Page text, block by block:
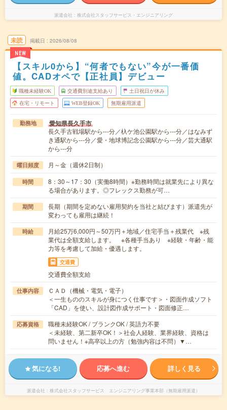
派遣会社 株式会社スタッフサービス・エンジニアリング
未読
NEW
掲載日 2026/08/08
【スキル0から】“何者でもない”今が一番価
値。CADオペで【正社員】デビュー
職種未経験OK 交通費別途支給あり 土日祝日が休み
在宅・リモート WEB登録OK 無期雇用派遣
勤務地 愛知県長久手市
長久手古戦場駅から---分／杁ケ池公園駅から---分／はなみず
き通駅から---分／愛・地球博記念公園駅から---分／芸大通駅
から---分
曜日頻度 月～金（週休2日制）
時間
8：30～17：30（実働8時間）※勤務時間は就業先により異な
る場合があります。◎フレックス勤務が可…
期間
長期（期間を定めない雇用契約を当社と結びます）派遣先が
変わっても雇用は継続！
時給
月給25万6,000円～50万円＋地域／住宅手当＋残業代 ※残
業代は全額支給します。 ※各種手当あり ※経験・年齢・能
力等を考慮して加給・優遇します。
交通費
交通費全額支給
仕事内容
ＣＡＤ（機械・電気・電子）
＜一生もののスキルが身につく仕事です＞・図面作成ソフト
「CAD」を使い、設計図作成サポート・図面修正…
応募資格
職種未経験OK / ブランクOK / 英語力不要
＜未経験、第二新卒OK！＞社会人経験、業界経験、資格は
問いません！※高卒以上の方（勉強内容は不問）▼…
気になる! 応募へ進む 詳しく見る
派遣会社 株式会社スタッフサービス エンジニアリング事業本部（無期雇用派遣）